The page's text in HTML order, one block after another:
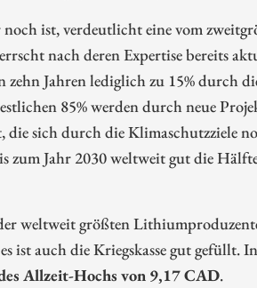
ist, verdeutlicht eine vom
nach deren Expertise bereits
zehn Jahren lediglich zu 15% durch
85% werden durch neue
sich durch die Klimaschutzziele
zum Jahr 2030 weltweit gut die
weltweit größten
ist auch die Kriegskasse gut gefüllt.
Allzeit-Hochs von 9,17 CAD.